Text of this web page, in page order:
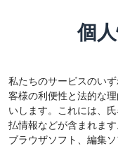
個
私たちのサービスのい
客様の利便性と法的な
いします。これには、
払情報などが含まれま
ブラウザソフト、編集